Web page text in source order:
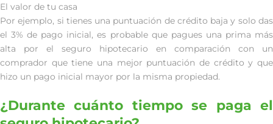
El valor de tu casa
Por ejemplo, si tienes una puntuación de crédito baja y solo das
el 3% de pago inicial, es probable que pagues una prima más
alta por el seguro hipotecario en comparación con un
comprador que tiene una mejor puntuación de crédito y que
hizo un pago inicial mayor por la misma propiedad.
¿Durante cuánto tiempo se paga el